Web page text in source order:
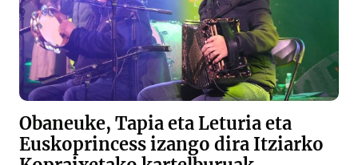
Obaneuke, Tapia eta Leturia eta
Euskoprincess izango dira Itziarko